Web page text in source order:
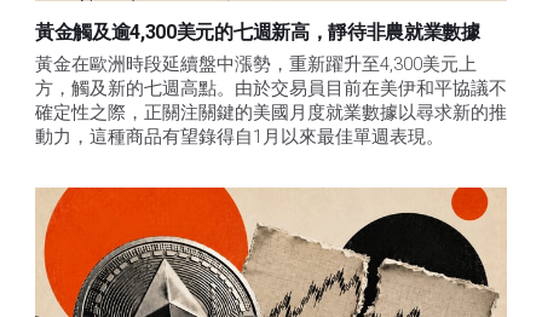
黃金觸及逾4,300美元的七週新高，靜待非農就業數據
黃金在歐洲時段延續盤中漲勢，重新躍升至4,300美元上
方，觸及新的七週高點。由於交易員目前在美伊和平協議不
確定性之際，正關注關鍵的美國月度就業數據以尋求新的推
動力，這種商品有望錄得自1月以來最佳單週表現。